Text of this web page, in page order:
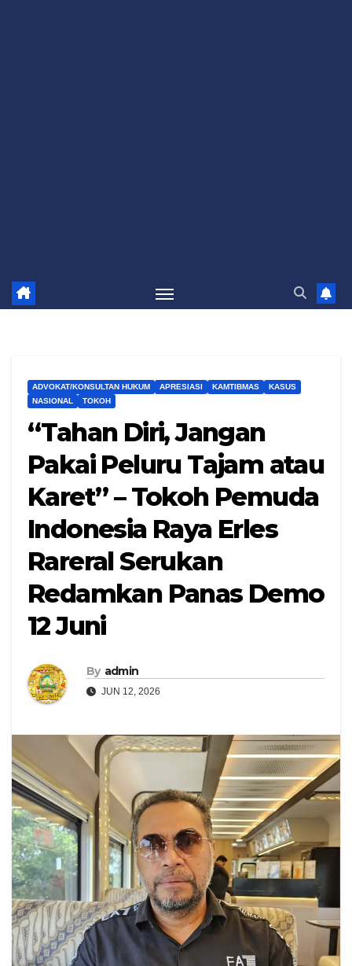
ADVOKAT/KONSULTAN HUKUM APRESIASI KAMTIBMAS
KASUS
NASIONAL
TOKOH
“Tahan Diri, Jangan
Pakai Peluru Tajam atau
Karet” – Tokoh Pemuda
Indonesia Raya Erles
Rareral Serukan
Redamkan Panas Demo
12 Juni
By admin
JUN 12, 2026